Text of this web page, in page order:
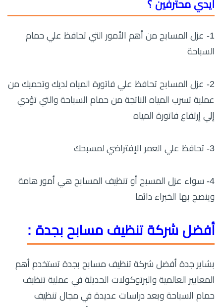
أيدي محترفين ؟
1- عزل المسابح من أهم الأمور التي تحافظ علي حمام
السباحة
2- عزل المسابح تحافظ علي فاتورة المياه لديك وتحميك من
عملية تسرب المياه الناتجة من حمام السباحة والتي تؤدي
إلي إرتفاع فاتورة المياه
3- تحافظ علي العمر الإفتراضي لمسبحك
4- سواء عزل المسبح أو تنظيف المسابح هي أمور هامة
وينصح بها الخبراء دائما
أفضل شركة تنظيف مسابح بجدة :
بشاير جدة أفضل شركة تنظيف مسابح بجدة تستخدم أهم
المعايير العالمية والبرتوكولات الحديثة في عملية تنظيف
حمام السباحة وبعد دراسات عديدة في مجال تنظيف